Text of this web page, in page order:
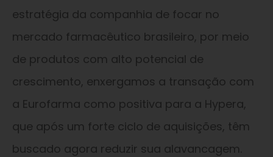
estratégia da companhia de focar no
mercado farmacêutico brasileiro, por meio
de produtos com alto potencial de
crescimento, enxergamos a transação com
a Eurofarma como positiva para a Hypera,
que após um forte ciclo de aquisições, têm
buscado agora reduzir sua alavancagem.